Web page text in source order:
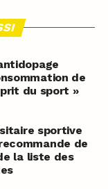
de
du sport »
sportive
de
la liste des